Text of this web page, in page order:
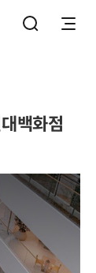
백화점